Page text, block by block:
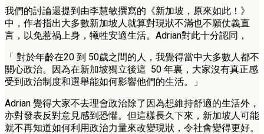
我們的討論還提到由李慧敏撰寫的《新加坡，原來如此！》
中，作者指出大多數新加坡人就算對現狀不滿也不願仗義直
言，以免惹禍上身，犧牲安適生活。Adrian對此十分認同，
「 對於年齡在20 到 50歲之間的人，我覺得當中大多數人都不
關心政治。因為在新加坡獨立後這 50 年裏，大家沒有真正感
受到政治制度和選舉能如何影響他們的生活。」
Adrian 覺得大家不去理會政治除了因為想維持舒適的生活外，
亦對發表反對意見感到恐懼。但這樣長久下來，新加坡人可能
就不再知道如何利用政治力量來改變現狀，令社會變得更好。